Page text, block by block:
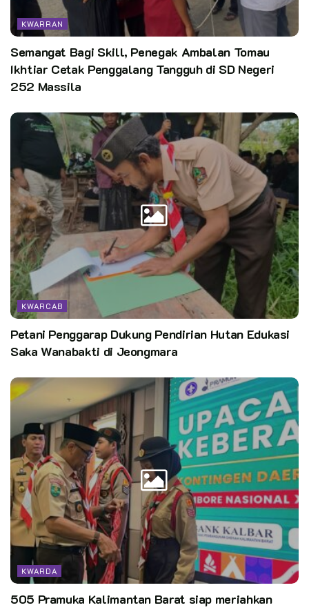
KWARRAN
Semangat Bagi Skill, Penegak Ambalan Tomau
Ikhtiar Cetak Penggalang Tangguh di SD Negeri
252 Massila
KWARCAB
Petani Penggarap Dukung Pendirian Hutan Edukasi
Saka Wanabakti di Jeongmara
KWARDA
505 Pramuka Kalimantan Barat siap meriahkan